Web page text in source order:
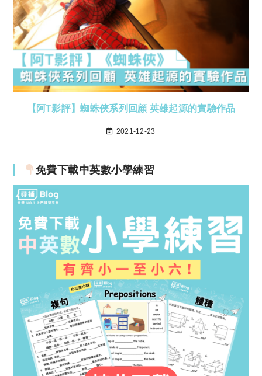
【阿T影評】蜘蛛俠系列回顧 英雄起源的實驗作品
2021-12-23
免費下載中英數小學練習